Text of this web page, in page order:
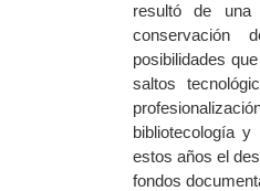
resultó de una
conservación
posibilidades
saltos
bibliotecología
estos añosel
fondos